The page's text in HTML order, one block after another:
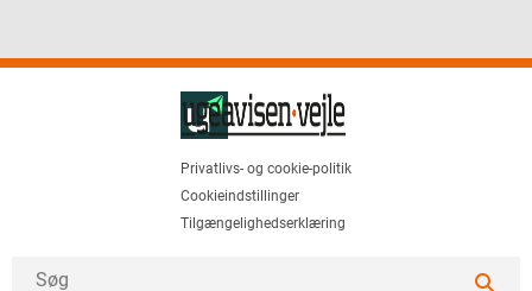
Privatlivs- og cookie-politik
Cookieindstillinger
Tilgængelighedserklæring